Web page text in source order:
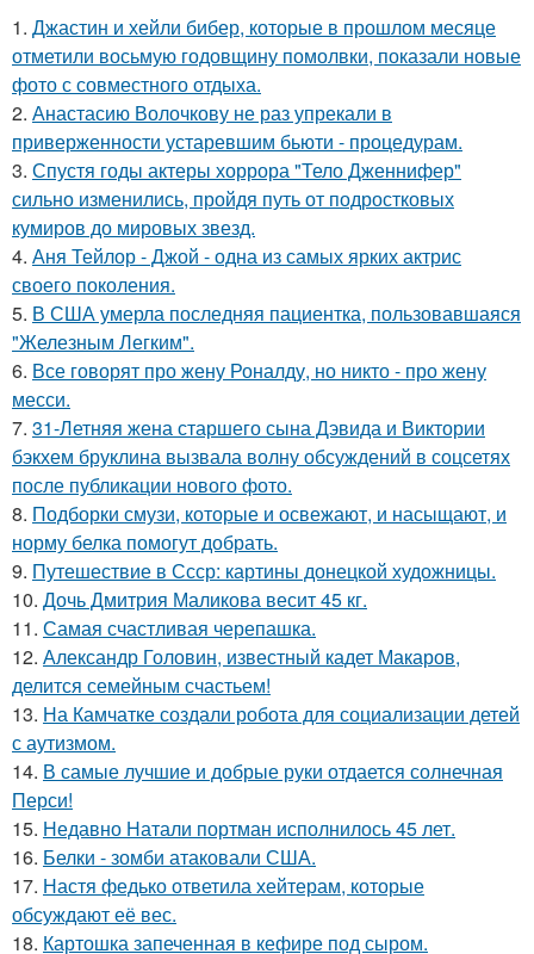
1. Джастин и хейли бибер, которые в прошлом месяце
отметили восьмую годовщину помолвки, показали новые
фото с совместного отдыха.
2. Анастасию Волочкову не раз упрекали в
приверженности устаревшим бьюти - процедурам.
3. Спустя годы актеры хоррора "Тело Дженнифер"
сильно изменились, пройдя путь от подростковых
кумиров до мировых звезд.
4. Аня Тейлор - Джой - одна из самых ярких актрис
своего поколения.
5. В США умерла последняя пациентка, пользовавшаяся
"Железным Легким".
6. Все говорят про жену Роналду, но никто - про жену
месси.
7. 31-Летняя жена старшего сына Дэвида и Виктории
бэкхем бруклина вызвала волну обсуждений в соцсетях
после публикации нового фото.
8. Подборки смузи, которые и освежают, и насыщают, и
норму белка помогут добрать.
9. Путешествие в Ссср: картины донецкой художницы.
10. Дочь Дмитрия Маликова весит 45 кг.
11. Самая счастливая черепашка.
12. Александр Головин, известный кадет Макаров,
делится семейным счастьем!
13. На Камчатке создали робота для социализации детей
с аутизмом.
14. В самые лучшие и добрые руки отдается солнечная
Перси!
15. Недавно Натали портман исполнилось 45 лет.
16. Белки - зомби атаковали США.
17. Настя федько ответила хейтерам, которые
обсуждают её вес.
18. Картошка запеченная в кефире под сыром.